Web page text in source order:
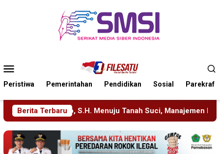
Mobile
Peristiwa Pemerintahan Pendidikan Sosial Parekraf
Berita Terbaru
Suci, Manajemen Pastikan Pelayanan Berita Tetap Maksimal